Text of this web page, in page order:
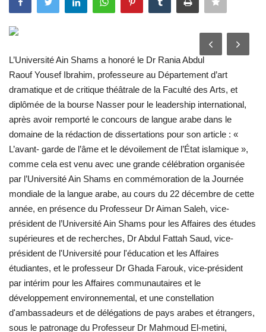
Héritage de Gamal Abdel Nasser
Les auspices
Mouvement de la jeunesse de
Nasser
La Bourse Nasser pour le leadership
international
Actualités
Équipe de travail
Les pionniers
Le citoyen mondial
Documents
L’Université Ain Shams a honoré le Dr Rania Abdul
Raouf Yousef Ibrahim, professeure au Département d’art
dramatique et de critique théâtrale de la Faculté des Arts, et
diplômée de la bourse Nasser pour le leadership international,
après avoir remporté le concours de langue arabe dans le
domaine de la rédaction de dissertations pour son article : «
L’avant- garde de l’âme et le dévoilement de l’État islamique »,
comme cela est venu avec une grande célébration organisée
par l’Université Ain Shams en commémoration de la Journée
mondiale de la langue arabe, au cours du 22 décembre de cette
année, en présence du Professeur Dr Aiman Saleh, vice-
président de l’Université Ain Shams pour les Affaires des études
supérieures et de recherches, Dr Abdul Fattah Saud, vice-
président de l'Université pour l'éducation et les Affaires
étudiantes, et le professeur Dr Ghada Farouk, vice-président
par intérim pour les Affaires communautaires et le
développement environnemental, et une constellation
d'ambassadeurs et de délégations de pays arabes et étrangers,
sous le patronage du Professeur Dr Mahmoud El-metini,